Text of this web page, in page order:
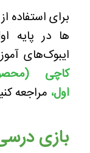
برای استفاده
ها در پایه
ایبوک‌های
کاچی
اول، مراجعه
بازی